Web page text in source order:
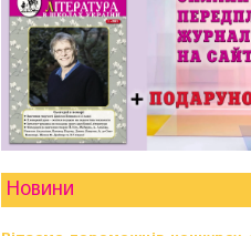
Новини